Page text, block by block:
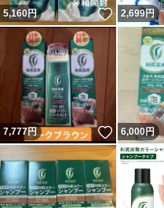
5,160円 いいね！
2,699円
7,777円 いいね！
6,000円